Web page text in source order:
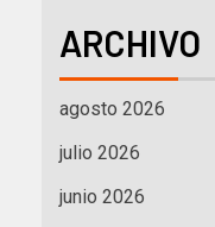
ARCHIVO
agosto 2026
julio 2026
junio 2026